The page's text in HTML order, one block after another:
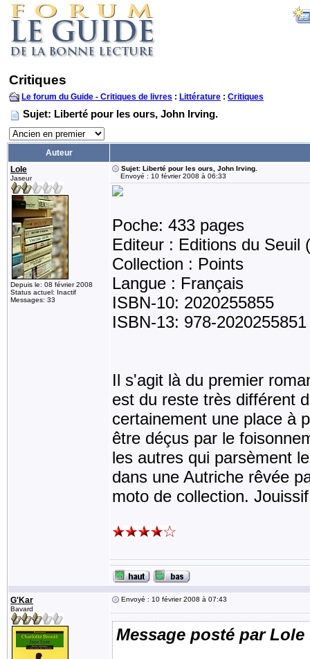
Critiques
Le forum du Guide - Critiques de livres : Littérature : Critiques
Sujet: Liberté pour les ours, John Irving.
Auteur
Lole
Jaseur
Depuis le: 08 février 2008
Status actuel: Inactif
Messages: 33
Sujet: Liberté pour les ours, John Irving.
Envoyé : 10 février 2008 à 06:33
Poche: 433 pages
Editeur : Editions du Seuil
Collection : Points
Langue : Français
ISBN-10: 2020255855
ISBN-13: 978-2020255851
Il s'agit là du premier
est du reste très différent
certainement une place à
être déçus par le
les autres qui parsèment
dans une Autriche rêvée
moto de collection.
G'Kar
Bavard
Envoyé : 10 février 2008 à 07:43
Message posté par Lole